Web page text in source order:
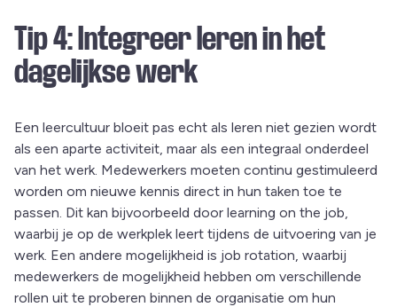
Tip 4: Integreer leren in het
dagelijkse werk
Een leercultuur bloeit pas echt als leren niet gezien wordt
als een aparte activiteit, maar als een integraal onderdeel
van het werk. Medewerkers moeten continu gestimuleerd
worden om nieuwe kennis direct in hun taken toe te
passen. Dit kan bijvoorbeeld door learning on the job,
waarbij je op de werkplek leert tijdens de uitvoering van je
werk. Een andere mogelijkheid is job rotation, waarbij
medewerkers de mogelijkheid hebben om verschillende
rollen uit te proberen binnen de organisatie om hun